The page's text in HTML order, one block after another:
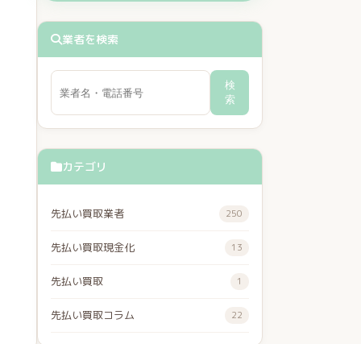
業者を検索
検
索
カテゴリ
先払い買取業者 250
先払い買取現金化 13
先払い買取 1
先払い買取コラム 22